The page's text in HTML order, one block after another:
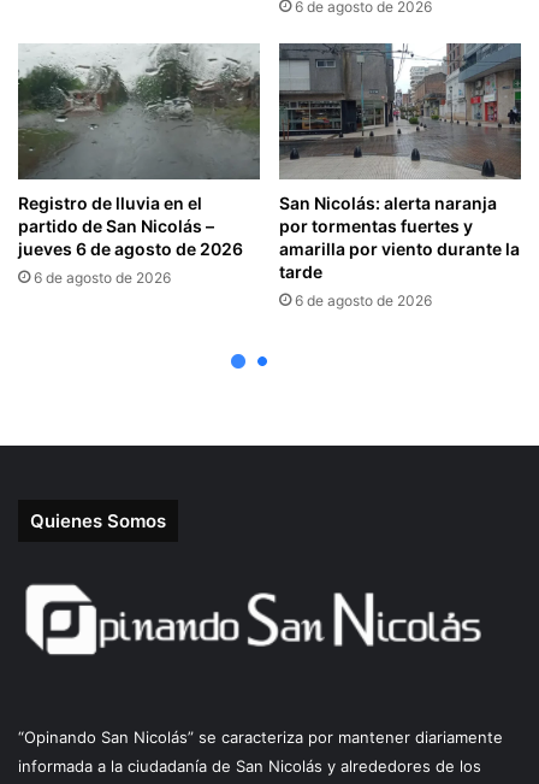
Quienes Somos
“Opinando San Nicolás” se caracteriza por mantener diariamente
informada a la ciudadanía de San Nicolás y alrededores de los